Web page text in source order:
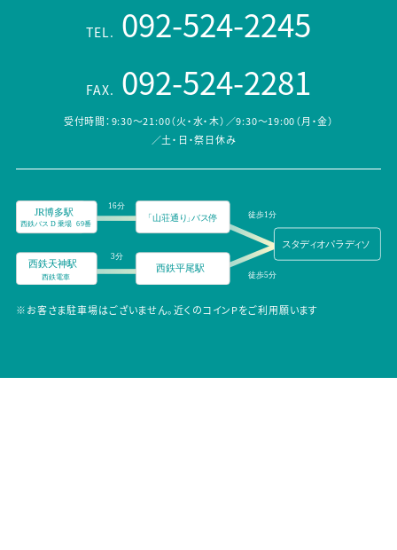
TEL. 092-524-2245
FAX. 092-524-2281
受付時間：9:30～21:00（火・水・木）／9:30～19:00（月・金）
／土・日・祭日休み
※お客さま駐車場はございません。近くのコインPをご利用願います